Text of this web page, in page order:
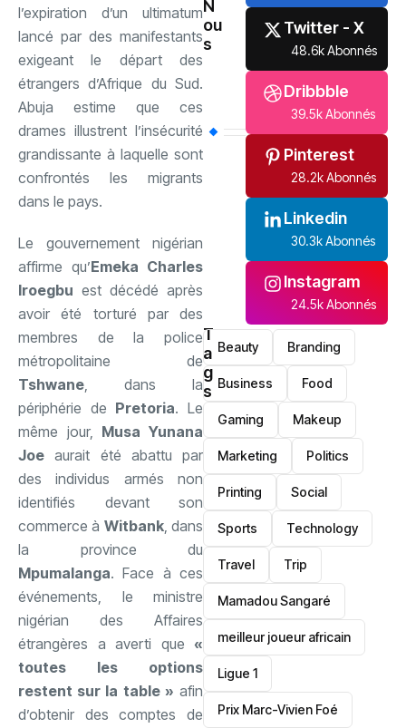
l’expiration d’un ultimatum
lancé par des manifestants
exigeant le départ des
étrangers d’Afrique du Sud.
Abuja estime que ces
drames illustrent l’insécurité
grandissante à laquelle sont
confrontés les migrants
dans le pays.
Le gouvernement nigérian
affirme qu’Emeka Charles
Iroegbu est décédé après
avoir été torturé par des
membres de la police
métropolitaine de
Tshwane, dans la
périphérie de Pretoria. Le
même jour, Musa Yunana
Joe aurait été abattu par
des individus armés non
identifiés devant son
commerce à Witbank, dans
la province du
Mpumalanga. Face à ces
événements, le ministre
nigérian des Affaires
étrangères a averti que «
toutes les options
restent sur la table » afin
d’obtenir des comptes de
N
ou
s
Twitter - X
48.6k Abonnés
Dribbble
39.5k Abonnés
Pinterest
28.2k Abonnés
Linkedin
30.3k Abonnés
Instagram
24.5k Abonnés
T
a
g
s
Beauty Branding
Business Food
Gaming Makeup
Marketing Politics
Printing Social
Sports Technology
Travel Trip
Mamadou Sangaré
meilleur joueur africain
Ligue 1
Prix Marc-Vivien Foé